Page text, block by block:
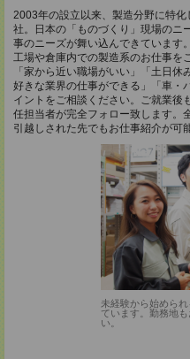
2003年の設立以来、製造分野に特
社。日本の「ものづくり」現場のニ
事のニーズが舞い込んできています
工場や倉庫内での製造系のお仕事を
「家から近い職場がいい」「土日
好きな業界の仕事ができる」「車・
イントをご相談ください。ご就業後
任担当者が完全フォロー致します。
引越しされた先でもお仕事紹介が可
未経験から始めら
ています。勤務地
い。